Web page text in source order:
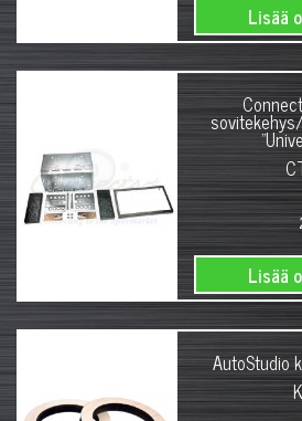
Lisää
Lisää
AutoStudio